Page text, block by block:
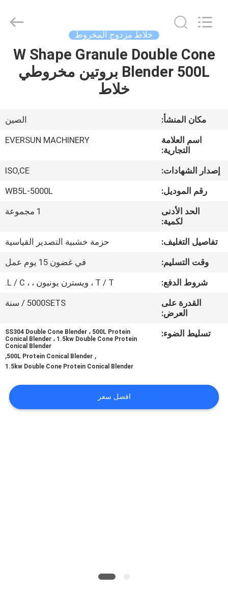
مسكن
عرض
الواقع
الافتراضي
معلومات
جولة
المعمل
مراقبة
اطلب
خلاط مزدوج المخروط
W Shape Granule Double Cone
Blender 500L بروتين مخروطي
خلاط
مكان المنشأ:
الصين
اسم العلامة
التجارية:
EVERSUN MACHINERY
إصدار الشهادات:
ISO,CE
رقم الموديل:
WB5L-5000L
الحد الأدنى
لكمية:
1 مجموعة
تفاصيل التغليف:
حزمة خشبية التصدير القياسية
وقت التسليم:
في غضون 15 يوم عمل
شروط الدفع:
T / T ، ويسترن يونيون ، ، L / C.
القدرة على
العرض:
5000SETS / سنة
تسليط الضوء:
SS304 Double Cone Blender ، 500L Protein
Conical Blender ، 1.5kw Double Cone Protein
Conical Blender
,
500L Protein Conical Blender
,
1.5kw Double Cone Protein Conical Blender
افضل سعر